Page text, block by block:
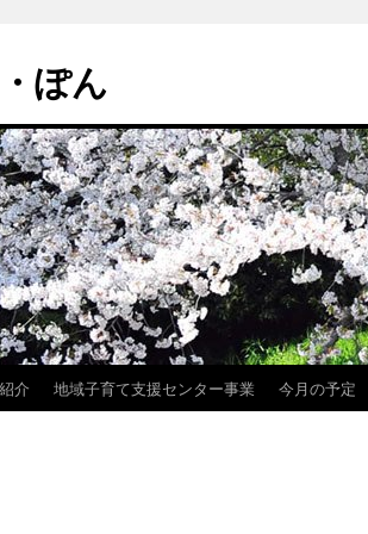
ぽん
介 地域子育て支援センター事業 今月の予定